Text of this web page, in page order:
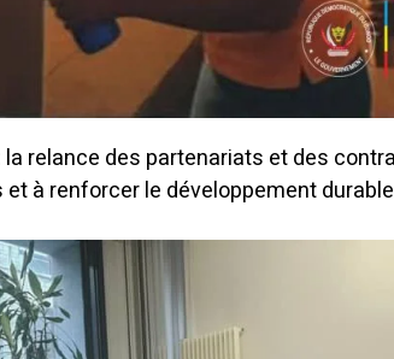
relance des partenariats et des
à renforcer le développement